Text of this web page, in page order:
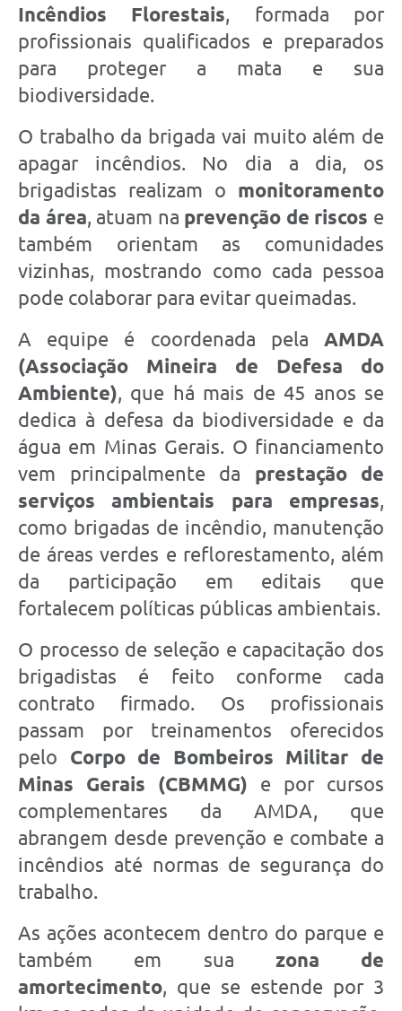
Incêndios Florestais, formada por
profissionais qualificados e preparados
para proteger a mata e sua
biodiversidade.
O trabalho da brigada vai muito além de
apagar incêndios. No dia a dia, os
brigadistas realizam o monitoramento
da área, atuam na prevenção de riscos e
também orientam as comunidades
vizinhas, mostrando como cada pessoa
pode colaborar para evitar queimadas.
A equipe é coordenada pela AMDA
(Associação Mineira de Defesa do
Ambiente), que há mais de 45 anos se
dedica à defesa da biodiversidade e da
água em Minas Gerais. O financiamento
vem principalmente da prestação de
serviços ambientais para empresas,
como brigadas de incêndio, manutenção
de áreas verdes e reflorestamento, além
da participação em editais que
fortalecem políticas públicas ambientais.
O processo de seleção e capacitação dos
brigadistas é feito conforme cada
contrato firmado. Os profissionais
passam por treinamentos oferecidos
pelo Corpo de Bombeiros Militar de
Minas Gerais (CBMMG) e por cursos
complementares da AMDA, que
abrangem desde prevenção e combate a
incêndios até normas de segurança do
trabalho.
As ações acontecem dentro do parque e
também em sua zona de
amortecimento, que se estende por 3